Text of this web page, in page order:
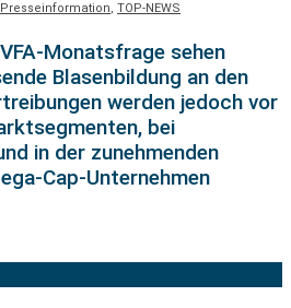
Presseinformation, TOP-NEWS
Monatsfrage sehen
Blasenbildung an den
werden jedoch vor
bei
in der zunehmenden
Cap-Unternehmen